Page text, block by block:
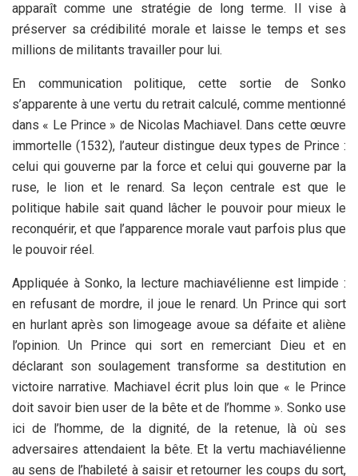
apparaît comme une stratégie de long terme. Il vise à
préserver sa crédibilité morale et laisse le temps et ses
millions de militants travailler pour lui.
En communication politique, cette sortie de Sonko
s’apparente à une vertu du retrait calculé, comme mentionné
dans « Le Prince » de Nicolas Machiavel. Dans cette œuvre
immortelle (1532), l’auteur distingue deux types de Prince :
celui qui gouverne par la force et celui qui gouverne par la
ruse, le lion et le renard. Sa leçon centrale est que le
politique habile sait quand lâcher le pouvoir pour mieux le
reconquérir, et que l’apparence morale vaut parfois plus que
le pouvoir réel.
Appliquée à Sonko, la lecture machiavélienne est limpide :
en refusant de mordre, il joue le renard. Un Prince qui sort
en hurlant après son limogeage avoue sa défaite et aliène
l’opinion. Un Prince qui sort en remerciant Dieu et en
déclarant son soulagement transforme sa destitution en
victoire narrative. Machiavel écrit plus loin que « le Prince
doit savoir bien user de la bête et de l’homme ». Sonko use
ici de l’homme, de la dignité, de la retenue, là où ses
adversaires attendaient la bête. Et la vertu machiavélienne
au sens de l’habileté à saisir et retourner les coups du sort,